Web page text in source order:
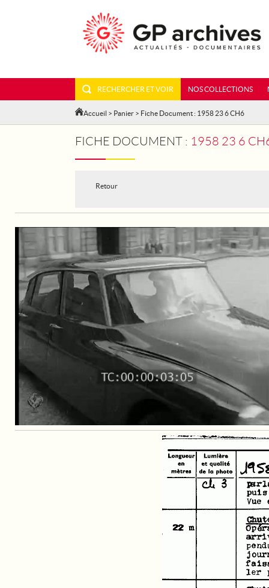
RECHERCHER ET VOIR NOS COLLECTIONS
Accueil > Panier > Fiche Document : 1958 23 6 CH6
FICHE DOCUMENT : 1958 23 6
Retour